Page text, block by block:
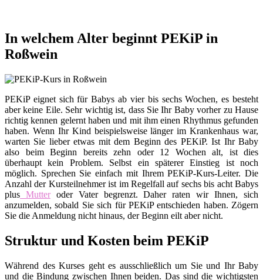
In welchem Alter beginnt PEKiP in
Roßwein
PEKiP eignet sich für Babys ab vier bis sechs Wochen, es besteht
aber keine Eile. Sehr wichtig ist, dass Sie Ihr Baby vorher zu Hause
richtig kennen gelernt haben und mit ihm einen Rhythmus gefunden
haben. Wenn Ihr Kind beispielsweise länger im Krankenhaus war,
warten Sie lieber etwas mit dem Beginn des PEKiP. Ist Ihr Baby
also beim Beginn bereits zehn oder 12 Wochen alt, ist dies
überhaupt kein Problem. Selbst ein späterer Einstieg ist noch
möglich. Sprechen Sie einfach mit Ihrem PEKiP-Kurs-Leiter. Die
Anzahl der Kursteilnehmer ist im Regelfall auf sechs bis acht Babys
plus Mutteroder Vater begrenzt. Daher raten wir Ihnen, sich
anzumelden, sobald Sie sich für PEKiP entschieden haben. Zögern
Sie die Anmeldung nicht hinaus, der Beginn eilt aber nicht.
Struktur und Kosten beim PEKiP
Während des Kurses geht es ausschließlich um Sie und Ihr Baby
und die Bindung zwischen Ihnen beiden. Das sind die wichtigsten